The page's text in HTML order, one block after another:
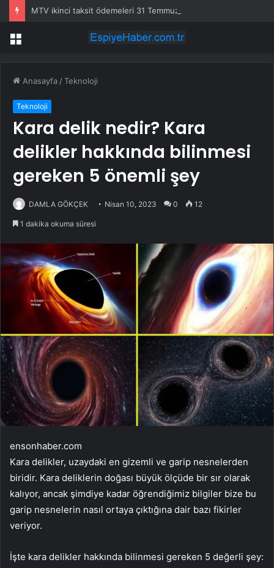
MTV ikinci taksit ödemeleri 31 Temmuz’da sona eriyor
Menü
Anasayfa /Teknoloji
Teknoloji
Kara delik nedir? Kara
delikler hakkında bilinmesi
gereken 5 önemli şey
DAMLA GÖKÇEK Nisan 10, 2023 0 12
1 dakika okuma süresi
ensonhaber.com
Kara delikler, uzaydaki en gizemli ve garip nesnelerden
biridir. Kara deliklerin doğası büyük ölçüde bir sır olarak
kalıyor, ancak şimdiye kadar öğrendiğimiz bilgiler bize bu
garip nesnelerin nasıl ortaya çıktığına dair bazı fikirler
veriyor.
İşte kara delikler hakkında bilinmesi gereken 5 değerli şey: